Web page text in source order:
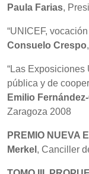
Paula Farias,
“UNICEF,
Consuelo Crespo
“Las
pública y de
Emilio
Zaragoza 2008
PREMIO NUEVA
Merkel , Canciller